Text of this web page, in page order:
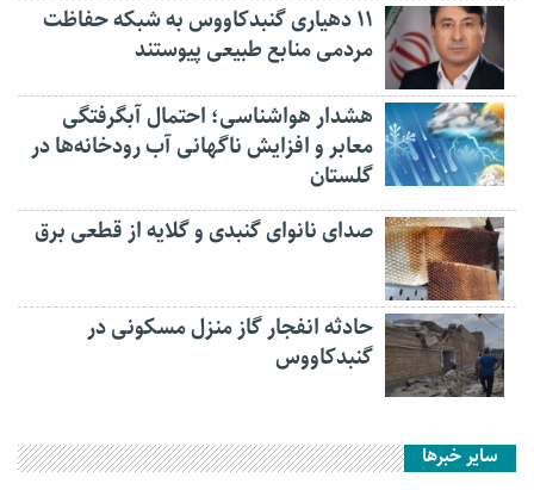
۱۱ دهیاری گنبدکاووس به شبکه حفاظت
مردمی منابع طبیعی پیوستند
هشدار هواشناسی؛ احتمال آبگرفتگی
معابر و افزایش ناگهانی آب رودخانه‌ها در
گلستان
صدای نانوای گنبدی و گلایه از قطعی برق
حادثه انفجار گاز منزل مسکونی در
گنبدکاووس
سایر خبرها